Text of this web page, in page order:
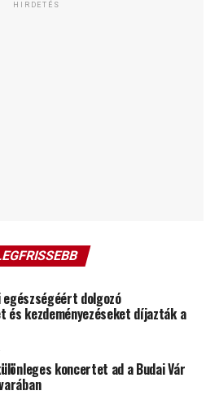
HIRDETÉS
dolgozó
és kezdeményezéseket díjazták a
koncertet ad a Budai Vár